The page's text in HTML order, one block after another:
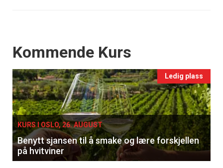
Events
Kommende Kurs
Ledig plass
KURS I OSLO, 26. AUGUST
Benytt sjansen til å smake og lære forskjellen
på hvitviner